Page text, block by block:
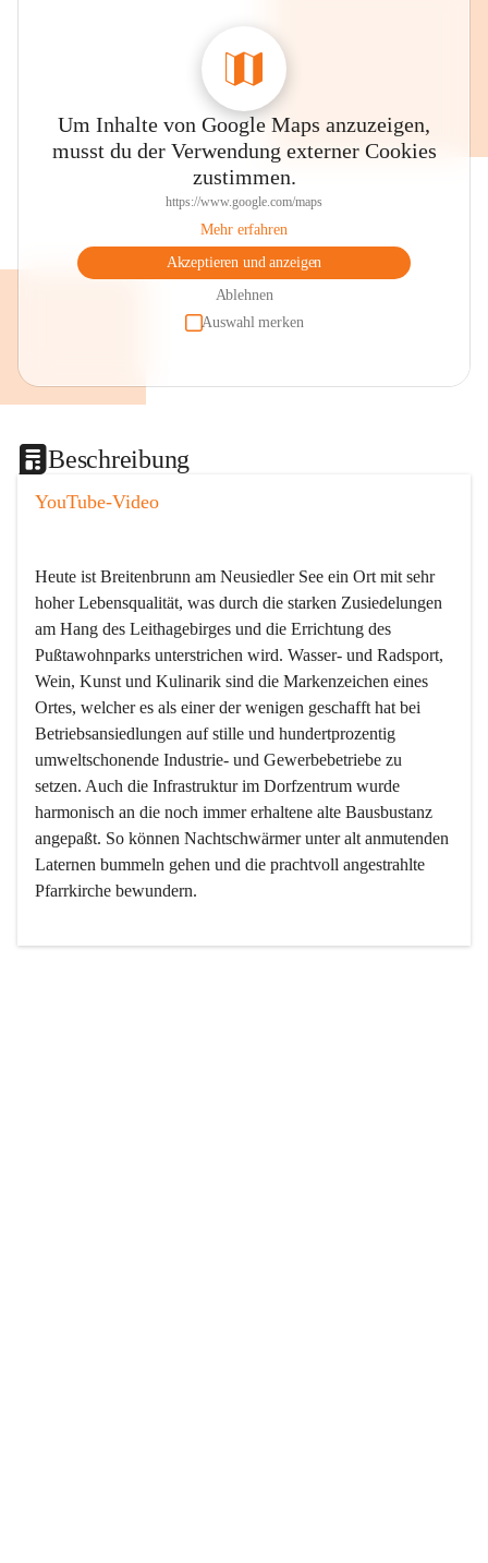
Um Inhalte von Google Maps anzuzeigen,
musst du der Verwendung externer Cookies
zustimmen.
https://www.google.com/maps
Mehr erfahren
Akzeptieren und anzeigen
Ablehnen
Auswahl merken
Beschreibung
YouTube-Video
Heute ist Breitenbrunn am Neusiedler See ein Ort mit sehr
hoher Lebensqualität, was durch die starken Zusiedelungen
am Hang des Leithagebirges und die Errichtung des
Pußtawohnparks unterstrichen wird. Wasser- und Radsport,
Wein, Kunst und Kulinarik sind die Markenzeichen eines
Ortes, welcher es als einer der wenigen geschafft hat bei
Betriebsansiedlungen auf stille und hundertprozentig
umweltschonende Industrie- und Gewerbebetriebe zu
setzen. Auch die Infrastruktur im Dorfzentrum wurde
harmonisch an die noch immer erhaltene alte Bausbustanz
angepaßt. So können Nachtschwärmer unter alt anmutenden
Laternen bummeln gehen und die prachtvoll angestrahlte
Pfarrkirche bewundern.
Der Weinbau dominert heute nicht mehr, ist aber integrativer